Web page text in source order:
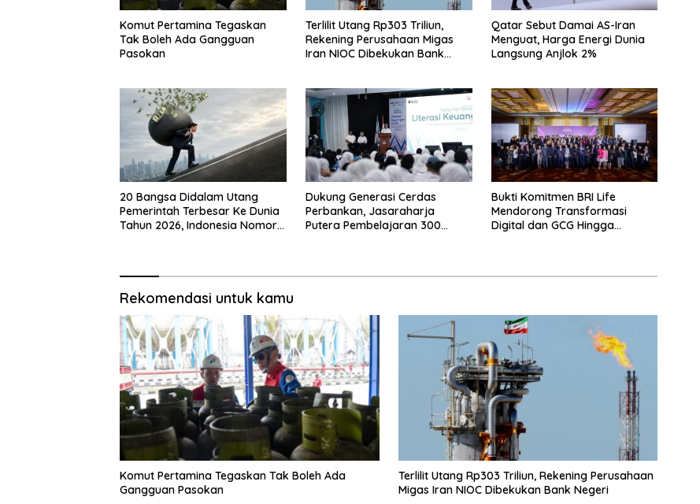
Komut Pertamina Tegaskan
Tak Boleh Ada Gangguan
Pasokan
Terlilit Utang Rp303 Triliun,
Rekening Perusahaan Migas
Iran NIOC Dibekukan Bank
Qatar Sebut Damai AS-Iran
Menguat, Harga Energi Dunia
Langsung Anjlok 2%
20 Bangsa Didalam Utang
Pemerintah Terbesar Ke Dunia
Tahun 2026, Indonesia Nomor
Dukung Generasi Cerdas
Perbankan, Jasaraharja
Putera Pembelajaran 300
Bukti Komitmen BRI Life
Mendorong Transformasi
Digital dan GCG Hingga
Rekomendasi untuk kamu
Komut Pertamina Tegaskan Tak Boleh Ada
Gangguan Pasokan
Terlilit Utang Rp303 Triliun, Rekening Perusahaan
Migas Iran NIOC Dibekukan Bank Negeri